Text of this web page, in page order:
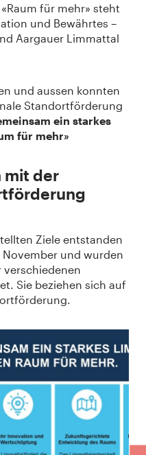
für mehr» steht
und Bewährtes –
Aargauer Limmattal
und aussen konnten
Standortförderung
ein starkes
für mehr»
mit der
Ziele entstanden
und wurden
verschiedenen
Sie beziehen sich auf